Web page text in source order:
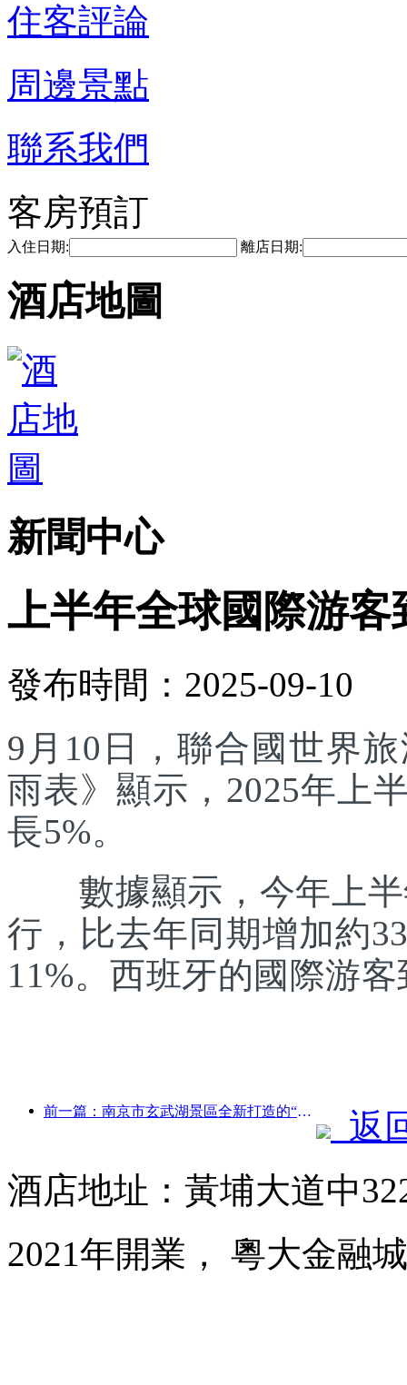
住客評論
周邊景點
聯系我們
客房預訂
入住日期: 離店日期:
酒店地圖
新聞中心
上半年全球國際游
發布時間：2025-09-10
9月10日，聯合國世界
雨表》顯示，2025年上
長5%。
數據顯示，今年上半
行，比去年同期增加約
11%。西班牙的國際游
前一篇：南京市玄武湖景區全新打造的“金陵詩仙館”等4座文化場館正式開放
返
酒店地址：黃埔大道中
2021年開業， 粵大金